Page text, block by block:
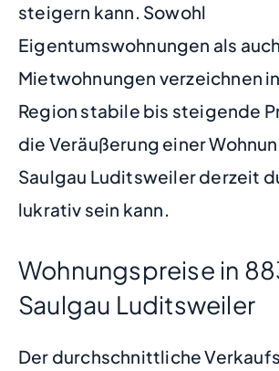
steigern kann. Sowohl
Eigentumswohnungen als auch
Mietwohnungen verzeichnen
Region stabile bis steigende
die Veräußerung einer
Saulgau Luditsweiler derzeit
lukrativ sein kann.
Wohnungspreise in
Saulgau Luditsweiler
Der durchschnittliche